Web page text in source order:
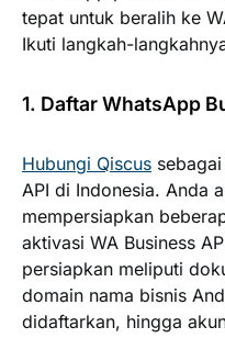
tepat untuk beralih ke
Ikuti langkah-
1. Daftar WhatsApp
Hubungi Qiscus
API di Indonesia. Anda
mempersiapkan
aktivasi WA Business
persiapkan meliputi
domain nama bisnis
didaftarkan, hingga